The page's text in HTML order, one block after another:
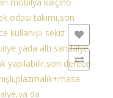
TO COMPARE
TO WISHLIST